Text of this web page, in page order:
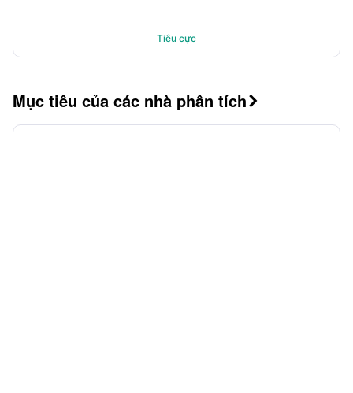
Tiêu cực
Mục tiêu của các nhà phân tích 